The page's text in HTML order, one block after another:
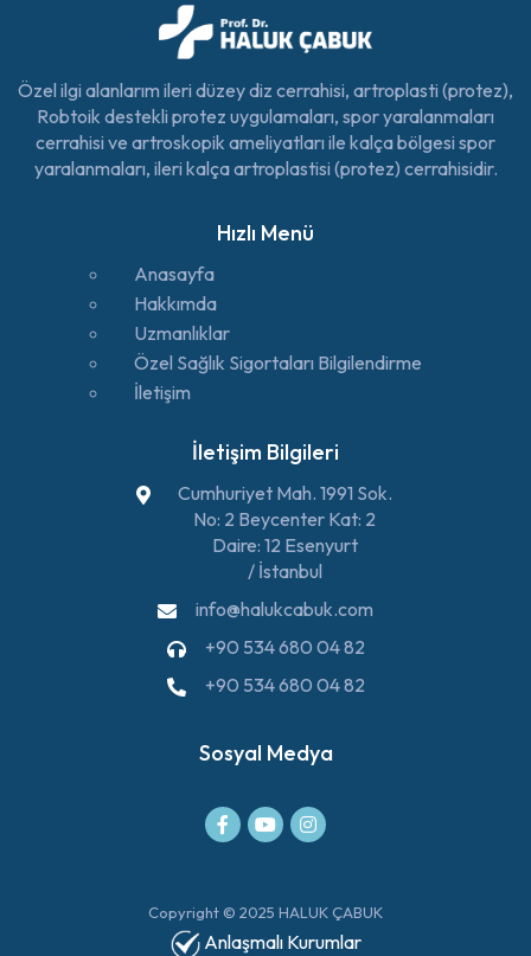
Anlaşmalı Kurumlar
Özel ilgi alanlarım ileri düzey diz cerrahisi, artroplasti (protez),
Robtoik destekli protez uygulamaları, spor yaralanmaları
cerrahisi ve artroskopik ameliyatları ile kalça bölgesi spor
yaralanmaları, ileri kalça artroplastisi (protez) cerrahisidir.
Hızlı Menü
Anasayfa
Hakkımda
Uzmanlıklar
Özel Sağlık Sigortaları Bilgilendirme
İletişim
İletişim Bilgileri
Cumhuriyet Mah. 1991 Sok.
No: 2 Beycenter Kat: 2
Daire: 12 Esenyurt
/ İstanbul
info@halukcabuk.com
+90 534 680 04 82
+90 534 680 04 82
Sosyal Medya
Copyright © 2025 HALUK ÇABUK